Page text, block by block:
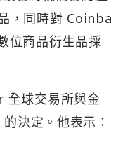
，同時對 Coinba
商品衍生品採
球交易所與金
決定。他表示：